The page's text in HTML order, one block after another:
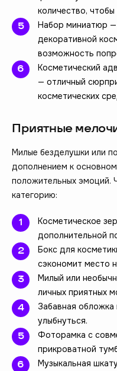
количество,
Набор миниатюр
декоративной
возможность
Косметический
— отличный
косметических
Приятные
Милые безделушки или
дополнением к
положительных эмоций.
категорию:
Косметическое
дополнительной
Бокс для
сэкономит место
Милый или
личных приятных
Забавная обложка
улыбнуться.
Фоторамка с
прикроватной
Музыкальная